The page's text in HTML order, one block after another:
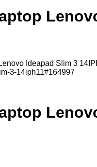
Ideapad Slim 3